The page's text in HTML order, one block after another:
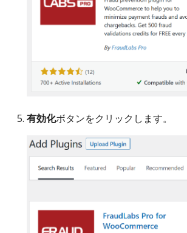
有効化ボタンをクリックします。